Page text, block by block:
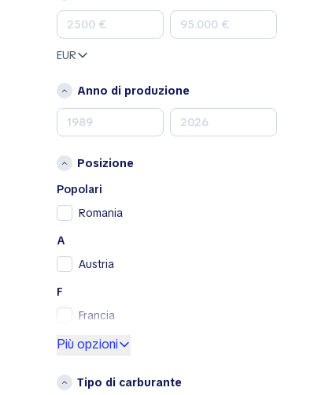
Lexus
Mazda
Mercedes-Benz
Opel
Porsche
RAM
Renault
SsangYong
Toyota
Volvo
A
EUR
Anno di produzione
Posizione
Popolari
Romania
A
Austria
F
Francia
G
Grecia
Più opzioni
Tipo di carburante